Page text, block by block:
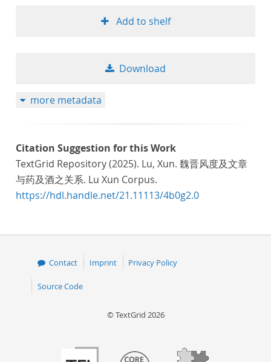
Add to shelf
Download
more metadata
Citation Suggestion for this Work
TextGrid Repository (2025). Lu, Xun. 魏晋风度及文章
与药及酒之关系. Lu Xun Corpus.
https://hdl.handle.net/21.11113/4b0g2.0
Contact Imprint Privacy Policy
Source Code
© TextGrid 2026